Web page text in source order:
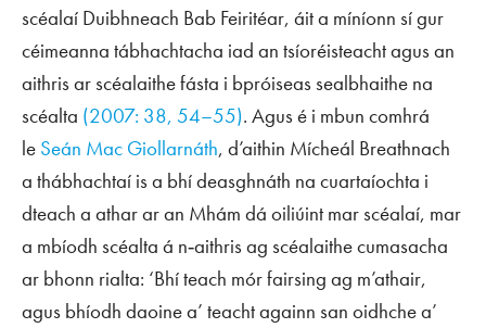
scéalaí Duibhneach Bab Feiritéar, áit a míníonn sí gur
céimeanna tábhachtacha iad an tsíoréisteacht agus an
aithris ar scéalaithe fásta i bpróiseas sealbhaithe na
scéalta (2007: 38, 54–55). Agus é i mbun comhrá
le Seán Mac Giollarnáth, d’aithin Mícheál Breathnach
a thábhachtaí is a bhí deasghnáth na cuartaíochta i
dteach a athar ar an Mhám dá oiliúint mar scéalaí, mar
a mbíodh scéalta á n‑aithris ag scéalaithe cumasacha
ar bhonn rialta: ‘Bhí teach mór fairsing ag m’athair,
agus bhíodh daoine a’ teacht againn san oidhche a’